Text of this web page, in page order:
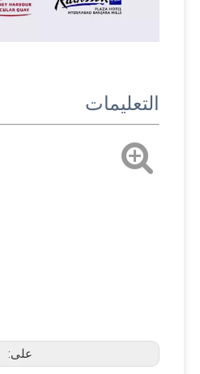
التعليمات
على: